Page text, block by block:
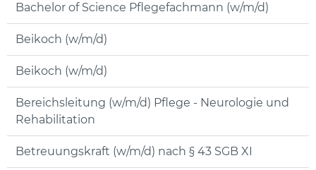
Bachelor of Science Pflegefachmann (w/m/d)
Beikoch (w/m/d)
Beikoch (w/m/d)
Bereichsleitung (w/m/d) Pflege - Neurologie und
Rehabilitation
Betreuungskraft (w/m/d) nach § 43 SGB XI